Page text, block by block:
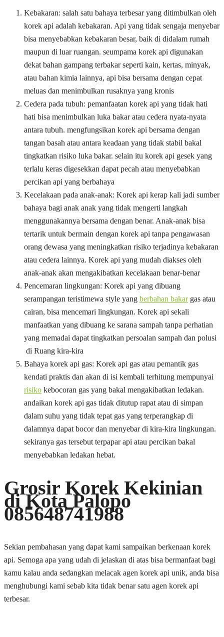
Kebakaran: salah satu bahaya terbesar yang ditimbulkan oleh
korek api adalah kebakaran. Api yang tidak sengaja menyebar
bisa menyebabkan kebakaran besar, baik di didalam rumah
maupun di luar ruangan. seumpama korek api digunakan
dekat bahan gampang terbakar seperti kain, kertas, minyak,
atau bahan kimia lainnya, api bisa bersama dengan cepat
meluas dan menimbulkan rusaknya yang kronis
Cedera pada tubuh: pemanfaatan korek api yang tidak hati
hati bisa menimbulkan luka bakar atau cedera nyata-nyata
antara tubuh. mengfungsikan korek api bersama dengan
tangan basah atau antara keadaan yang tidak stabil bakal
tingkatkan risiko luka bakar. selain itu korek api gesek yang
terlalu keras digesekkan dapat pecah atau menyebabkan
percikan api yang berbahaya
Kecelakaan pada anak-anak: Korek api kerap kali jadi sumber
bahaya bagi anak anak yang tidak mengerti langkah
menggunakannya bersama dengan benar. Anak-anak bisa
tertarik untuk bermain dengan korek api tanpa pengawasan
orang dewasa yang meningkatkan risiko terjadinya kebakaran
atau cedera lainnya. Korek api yang mudah diakses oleh
anak-anak akan mengakibatkan kecelakaan benar-benar
Pencemaran lingkungan: Korek api yang dibuang
serampangan teristimewa style yang berbahan bakargas atau
cairan, bisa mencemari lingkungan. Korek api sekali
manfaatkan yang dibuang ke sarana sampah tanpa perhatian
yang memadai dapat tingkatkan persoalan sampah dan polusi
di Ruang kira-kira
Bahaya korek api gas: Korek api gas atau pemantik gas
kendati praktis dan akan di isi kembali terhitung mempunyai
risiko kebocoran gas yang bakal mengakibatkan ledakan.
andaikan korek api gas tidak ditutup rapat atau di simpan
dalam suhu yang tidak tepat gas yang terperangkap di
dalamnya dapat bocor dan menyebar di kira-kira lingkungan.
sekiranya gas tersebut terpapar api atau percikan bakal
menyebabkan ledakan hebat.
Grosir Korek Kekinian
di Kota Palopo
085648741988
Sekian pembahasan yang dapat kami sampaikan berkenaan korek
api. Semoga apa yang udah di jelaskan di atas bisa bermanfaat bagi
kamu kalau anda sedangkan melacak agen korek api unik, anda bisa
menghubungi kami sebab kita tidak benar satu agen korek api
terbesar.